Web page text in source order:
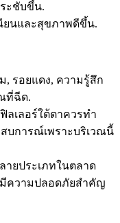
ะชับขึ้น.
ยนและสุขภาพดีขึ้น.
, รอยแดง, ความรู้สึก
ที่ฉีด.
ลเลอร์ใต้ตาควรทำ
บการณ์เพราะบริเวณนี้
ายประเภทในตลาด
มีความปลอดภัยสำคัญ